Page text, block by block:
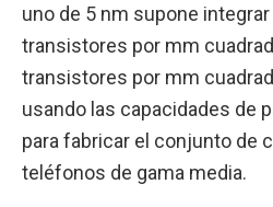
uno de 5 nm supone
transistores por mm
transistores por mm
usando las capacidades de
para fabricar el conjunto de
teléfonos de gama media.